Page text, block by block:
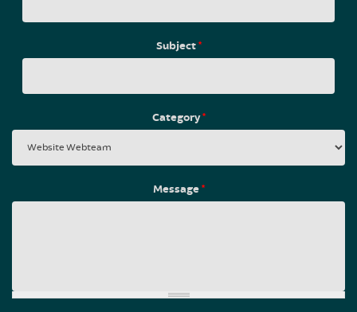
Subject*
Category*
Message*